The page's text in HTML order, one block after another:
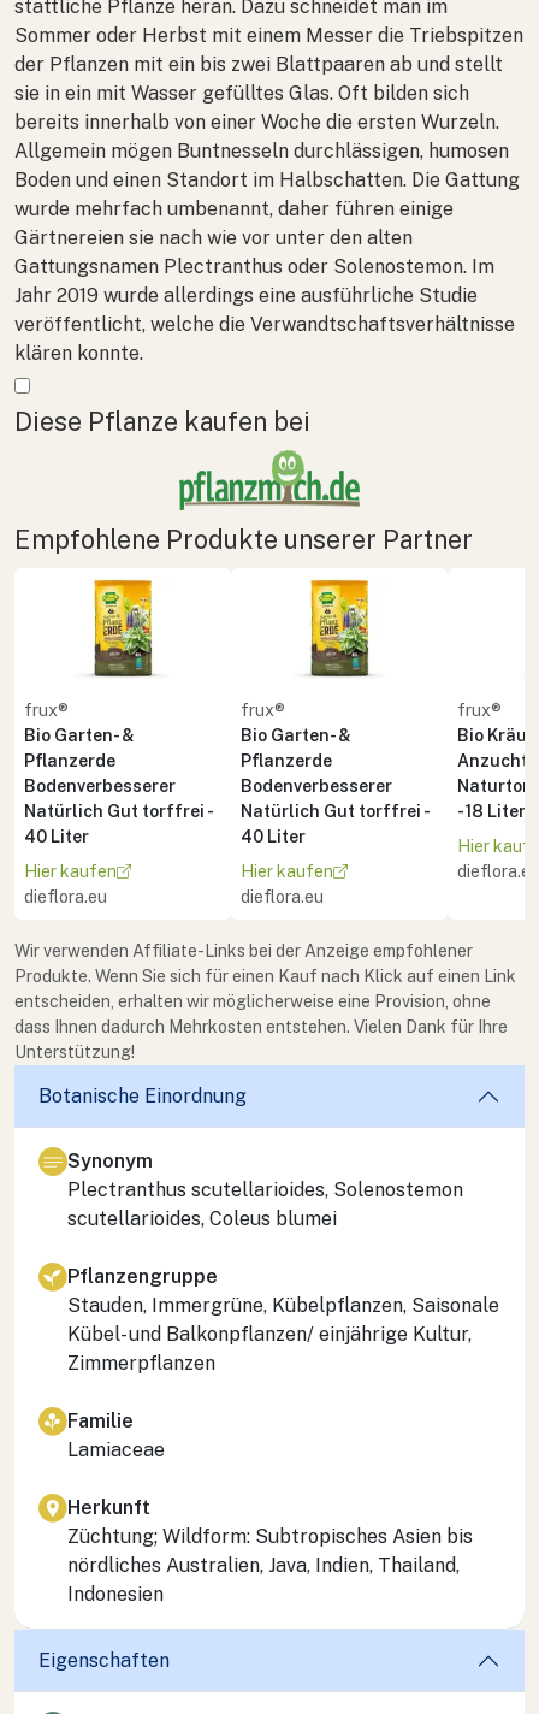
stattliche Pflanze heran. Dazu schneidet man im
Sommer oder Herbst mit einem Messer die Triebspitzen
der Pflanzen mit ein bis zwei Blattpaaren ab und stellt
sie in ein mit Wasser gefülltes Glas. Oft bilden sich
bereits innerhalb von einer Woche die ersten Wurzeln.
Allgemein mögen Buntnesseln durchlässigen, humosen
Boden und einen Standort im Halbschatten. Die Gattung
wurde mehrfach umbenannt, daher führen einige
Gärtnereien sie nach wie vor unter den alten
Gattungsnamen Plectranthus oder Solenostemon. Im
Jahr 2019 wurde allerdings eine ausführliche Studie
veröffentlicht, welche die Verwandtschaftsverhältnisse
klären konnte.
Mehr anzeigen
Diese Pflanze kaufen bei
Empfohlene Produkte unserer Partner
frux®
Bio Garten- &
Pflanzerde
Bodenverbesserer
Natürlich Gut torffrei -
40 Liter
Hier kaufen
dieflora.eu
frux®
Bio Garten- &
Pflanzerde
Bodenverbesserer
Natürlich Gut torffrei -
40 Liter
Hier kaufen
dieflora.eu
frux®
Bio
Naturton
- 18 Liter
Hier
dieflora.eu
Wir verwenden Affiliate-Links bei der Anzeige empfohlener
Produkte. Wenn Sie sich für einen Kauf nach Klick auf einen Link
entscheiden, erhalten wir möglicherweise eine Provision, ohne
dass Ihnen dadurch Mehrkosten entstehen. Vielen Dank für Ihre
Unterstützung!
Botanische Einordnung
Synonym
Plectranthus scutellarioides, Solenostemon
scutellarioides, Coleus blumei
Pflanzengruppe
Stauden, Immergrüne, Kübelpflanzen, Saisonale
Kübel- und Balkonpflanzen/ einjährige Kultur,
Zimmerpflanzen
Familie
Lamiaceae
Herkunft
Züchtung; Wildform: Subtropisches Asien bis
nördliches Australien, Java, Indien, Thailand,
Indonesien
Eigenschaften